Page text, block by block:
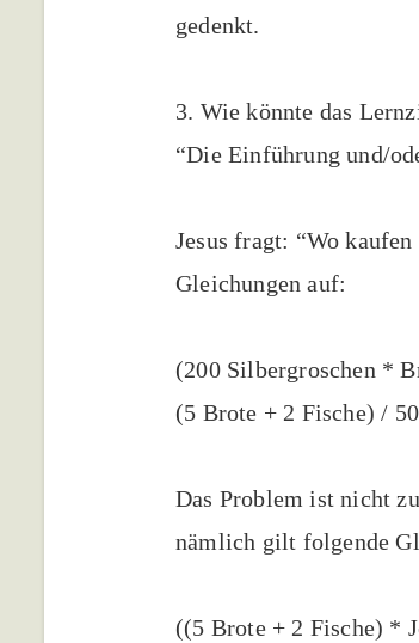
gedenkt.
3. Wie könnte das
“Die Einführung und/
Jesus fragt: “Wo
Gleichungen auf:
(200 Silbergroschen *
(5 Brote + 2 Fische) /
Das Problem ist nicht
nämlich gilt folgende
((5 Brote + 2 Fische) *